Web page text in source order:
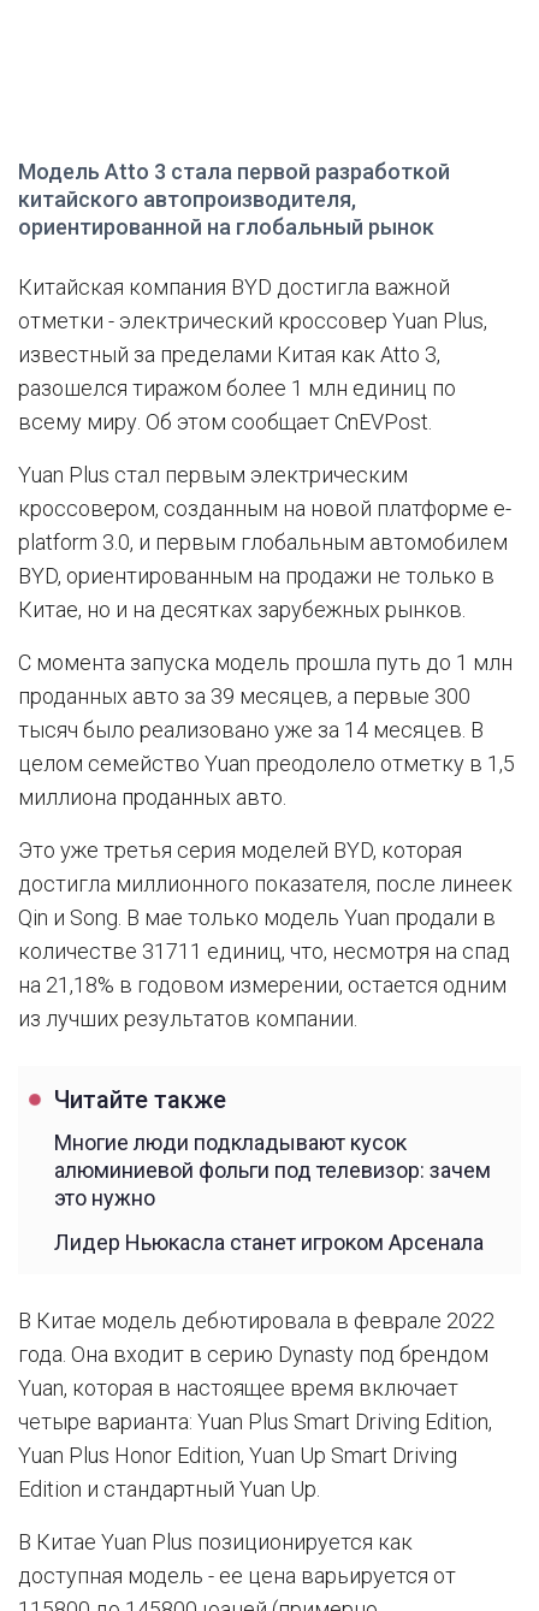
Модель Atto 3 стала первой разработкой
китайского автопроизводителя,
ориентированной на глобальный рынок
Китайская компания BYD достигла важной
отметки - электрический кроссовер Yuan Plus,
известный за пределами Китая как Atto 3,
разошелся тиражом более 1 млн единиц по
всему миру. Об этом сообщает CnEVPost.
Yuan Plus стал первым электрическим
кроссовером, созданным на новой платформе e-
platform 3.0, и первым глобальным автомобилем
BYD, ориентированным на продажи не только в
Китае, но и на десятках зарубежных рынков.
С момента запуска модель прошла путь до 1 млн
проданных авто за 39 месяцев, а первые 300
тысяч было реализовано уже за 14 месяцев. В
целом семейство Yuan преодолело отметку в 1,5
миллиона проданных авто.
Это уже третья серия моделей BYD, которая
достигла миллионного показателя, после линеек
Qin и Song. В мае только модель Yuan продали в
количестве 31711 единиц, что, несмотря на спад
на 21,18% в годовом измерении, остается одним
из лучших результатов компании.
Читайте также
Многие люди подкладывают кусок
алюминиевой фольги под телевизор: зачем
это нужно
Лидер Ньюкасла станет игроком Арсенала
В Китае модель дебютировала в феврале 2022
года. Она входит в серию Dynasty под брендом
Yuan, которая в настоящее время включает
четыре варианта: Yuan Plus Smart Driving Edition,
Yuan Plus Honor Edition, Yuan Up Smart Driving
Edition и стандартный Yuan Up.
В Китае Yuan Plus позиционируется как
доступная модель - ее цена варьируется от